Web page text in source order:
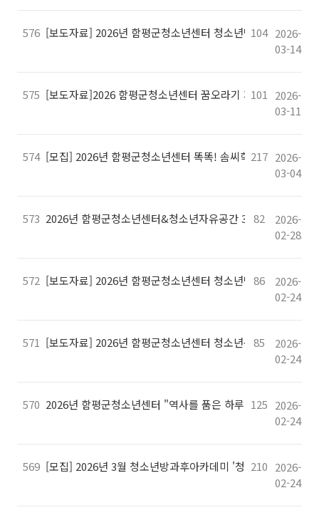
576 [보도자료] 2026년 함평군청소년센터 청소년방과후아카데미
104 2026-
03-14
575 [보도자료]2026 함평군청소년센터 꿈오라기 개강!
101
2026-
03-11
574 [모집] 2026년 함평군청소년센터 똑똑! 솜씨학교 '손안의 숲,
217 2026-
03-04
573 2026년 함평군청소년센터&청소년자유공간 3월 휴관안내
82
2026-
02-28
572 [보도자료] 2026년 함평군청소년센터 청소년방과후아카데
86
2026-
02-24
571 [보도자료] 2026년 함평군청소년센터 청소년봉사단「함평
85
2026-
02-24
570 2026년 함평군청소년센터 "역사를 품은 하루, 태극기를 걸
125 2026-
02-24
569 [모집] 2026년 3월 청소년방과후아카데미 '청비' 모집!
210 2026-
02-24